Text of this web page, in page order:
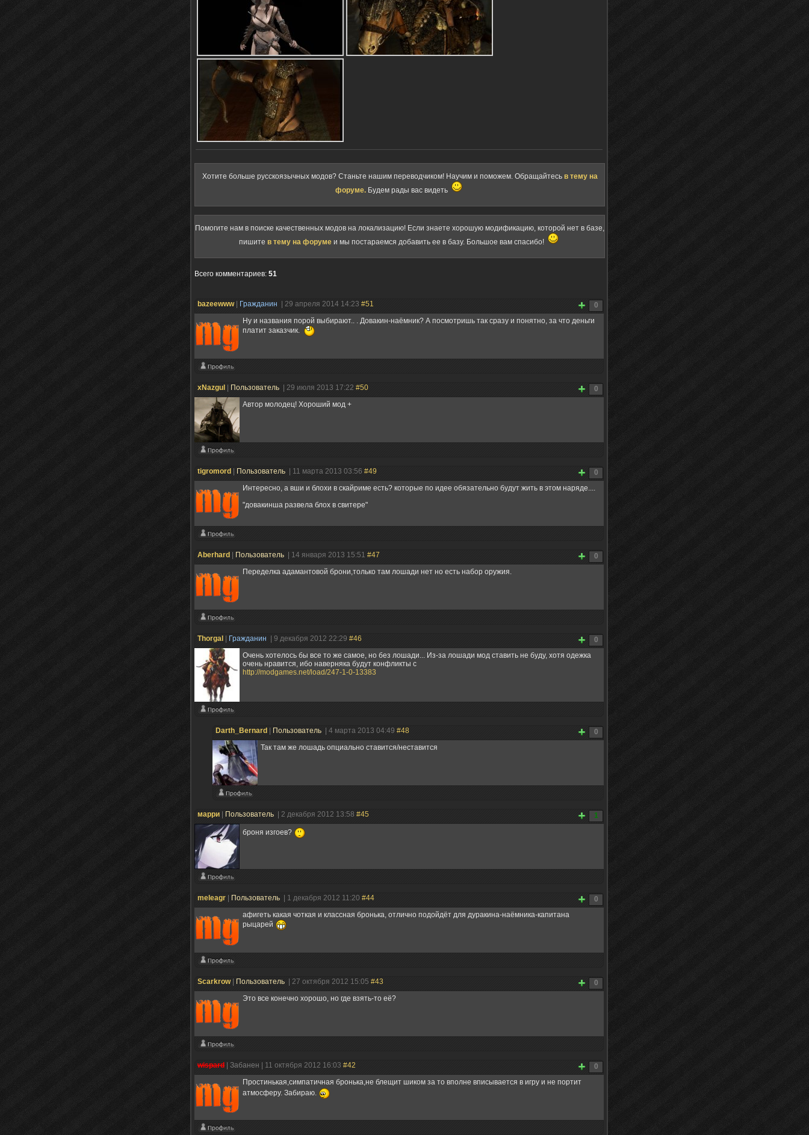
Хотите больше русскоязычных модов? Станьте нашим переводчиком! Научим и поможем. Обращайтесь в тему на
форуме. Будем рады вас видеть
Помогите нам в поиске качественных модов на локализацию! Если знаете хорошую модификацию, которой нет в базе,
пишите в тему на форуме и мы постараемся добавить ее в базу. Большое вам спасибо!
Всего комментариев: 51
0
bazeewww| Гражданин | 29 апреля 2014 14:23 #51
Ну и названия порой выбирают.. . Довакин-наёмник? А посмотришь так сразу и понятно, за что деньги
платит заказчик.
0
xNazgul Пользователь | 29 июля 2013 17:22 #50
Автор молодец! Хороший мод +
0
tigromord Пользователь | 11 марта 2013 03:56 #49
Интересно, а вши и блохи в скайриме есть? которые по идее обязательно будут жить в этом наряде....
"довакинша развела блох в свитере"
0
Aberhard Пользователь | 14 января 2013 15:51 #47
Переделка адамантовой брони,только там лошади нет но есть набор оружия.
0
Thorgal Гражданин | 9 декабря 2012 22:29 #46
Очень хотелось бы все то же самое, но без лошади... Из-за лошади мод ставить не буду, хотя одежка
очень нравится, ибо наверняка будут конфликты с
http://modgames.net/load/247-1-0-13383
0
Darth_Bernard Пользователь | 4 марта 2013 04:49 #48
Так там же лошадь опциально ставится/неставится
1
марри Пользователь | 2 декабря 2012 13:58 #45
броня изгоев?
0
meleagr Пользователь | 1 декабря 2012 11:20 #44
афигеть какая чоткая и классная бронька, отлично подойдёт для дуракина-наёмника-капитана
рыцарей
0
Scarkrow| Пользователь | 27 октября 2012 15:05 #43
Это все конечно хорошо, но где взять-то её?
0
wispard Забанен | 11 октября 2012 16:03 #42
Простинькая,симпатичная бронька,не блещит шиком за то вполне вписывается в игру и не портит
атмосферу. Забираю.